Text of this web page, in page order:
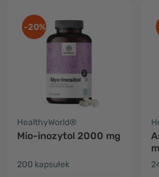
-20%
HealthyWorld®
Mio-inozytol 2000 mg
200 kapsułek